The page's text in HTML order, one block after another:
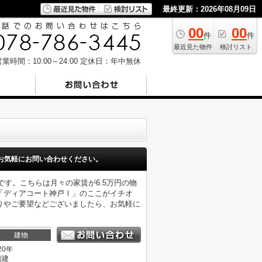
最終更新：2026年08月09日
00件
最近見た物件
00件
検討リスト
業時間：10:00～24:00 定休日：年中無休
気軽にお問い合わせください。
。こちらは月々の家賃が6.5万円の物
ディアコート神戸Ⅰ」のここがイチオ
ご要望などございましたら、お気軽に
建物
年
建